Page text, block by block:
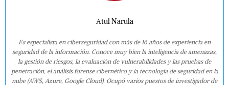
Atul Narula
Es especialista en ciberseguridad con más de 16 años de experiencia en
seguridad de la información. Conoce muy bien la inteligencia de amenazas,
la gestión de riesgos, la evaluación de vulnerabilidades y las pruebas de
penetración, el análisis forense cibernético y la tecnología de seguridad en la
nube (AWS, Azure, Google Cloud). Ocupó varios puestos de investigador de